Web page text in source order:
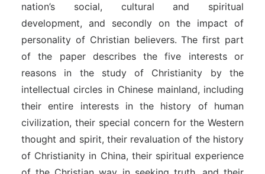
nation’s social, cultural and spiritual
development, and secondly on the impact of
personality of Christian believers. The first part
of the paper describes the five interests or
reasons in the study of Christianity by the
intellectual circles in Chinese mainland, including
their entire interests in the history of human
civilization, their special concern for the Western
thought and spirit, their revaluation of the history
of Christianity in China, their spiritual experience